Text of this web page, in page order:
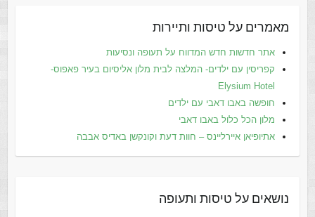
מאמרים על טיסות ותיירות
אתר חדשות חדש המדווח על תעופה ונסיעות
קפריסין עם ילדים- המלצה לבית מלון אליסיום בעיר פאפוס-
Elysium Hotel
חופשה באבו דאבי עם ילדים
מלון הכל כלול באבו דאבי
אתיופיאן איירליינס – חוות דעת וקונקשן באדיס אבבה
נושאים על טיסות ותעופה